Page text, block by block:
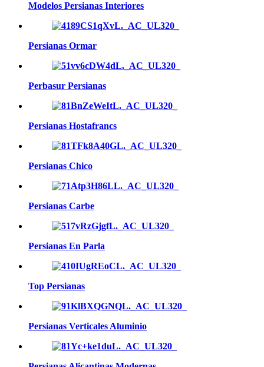
Modelos Persianas Interiores
Persianas Ormar
Perbasur Persianas
Persianas Hostafrancs
Persianas Chico
Persianas Carbe
Persianas En Parla
Top Persianas
Persianas Verticales Aluminio